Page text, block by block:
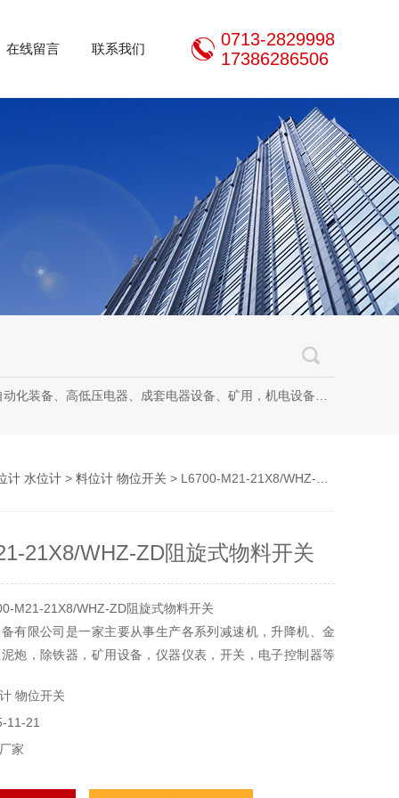
在线留言 联系我们
0713-2829998
17386286506
备、矿用，机电设备、机电设备及其配件、传动设备、减速机、电动机、传感器、气动液压元件、电器及其配件、电缆线、照明器材、，电器设计、研发、制造、加工、销售、租凭、维修、安装、调试。
计 水位计 > 料位计 物位开关 > L6700-M21-21X8/WHZ-ZD阻旋式物料开关
21X8/WHZ-ZD阻旋式物料开关
M21-21X8/WHZ-ZD阻旋式物料开关
有限公司是一家主要从事生产各系列减速机，升降机、金
炮，除铁器，矿用设备，仪器仪表，开关，电子控制器等
主要应用于冶金、矿山、起重、建筑、运输、化工、电
印刷、橡塑，港口等行业。
物位开关
11-21
家